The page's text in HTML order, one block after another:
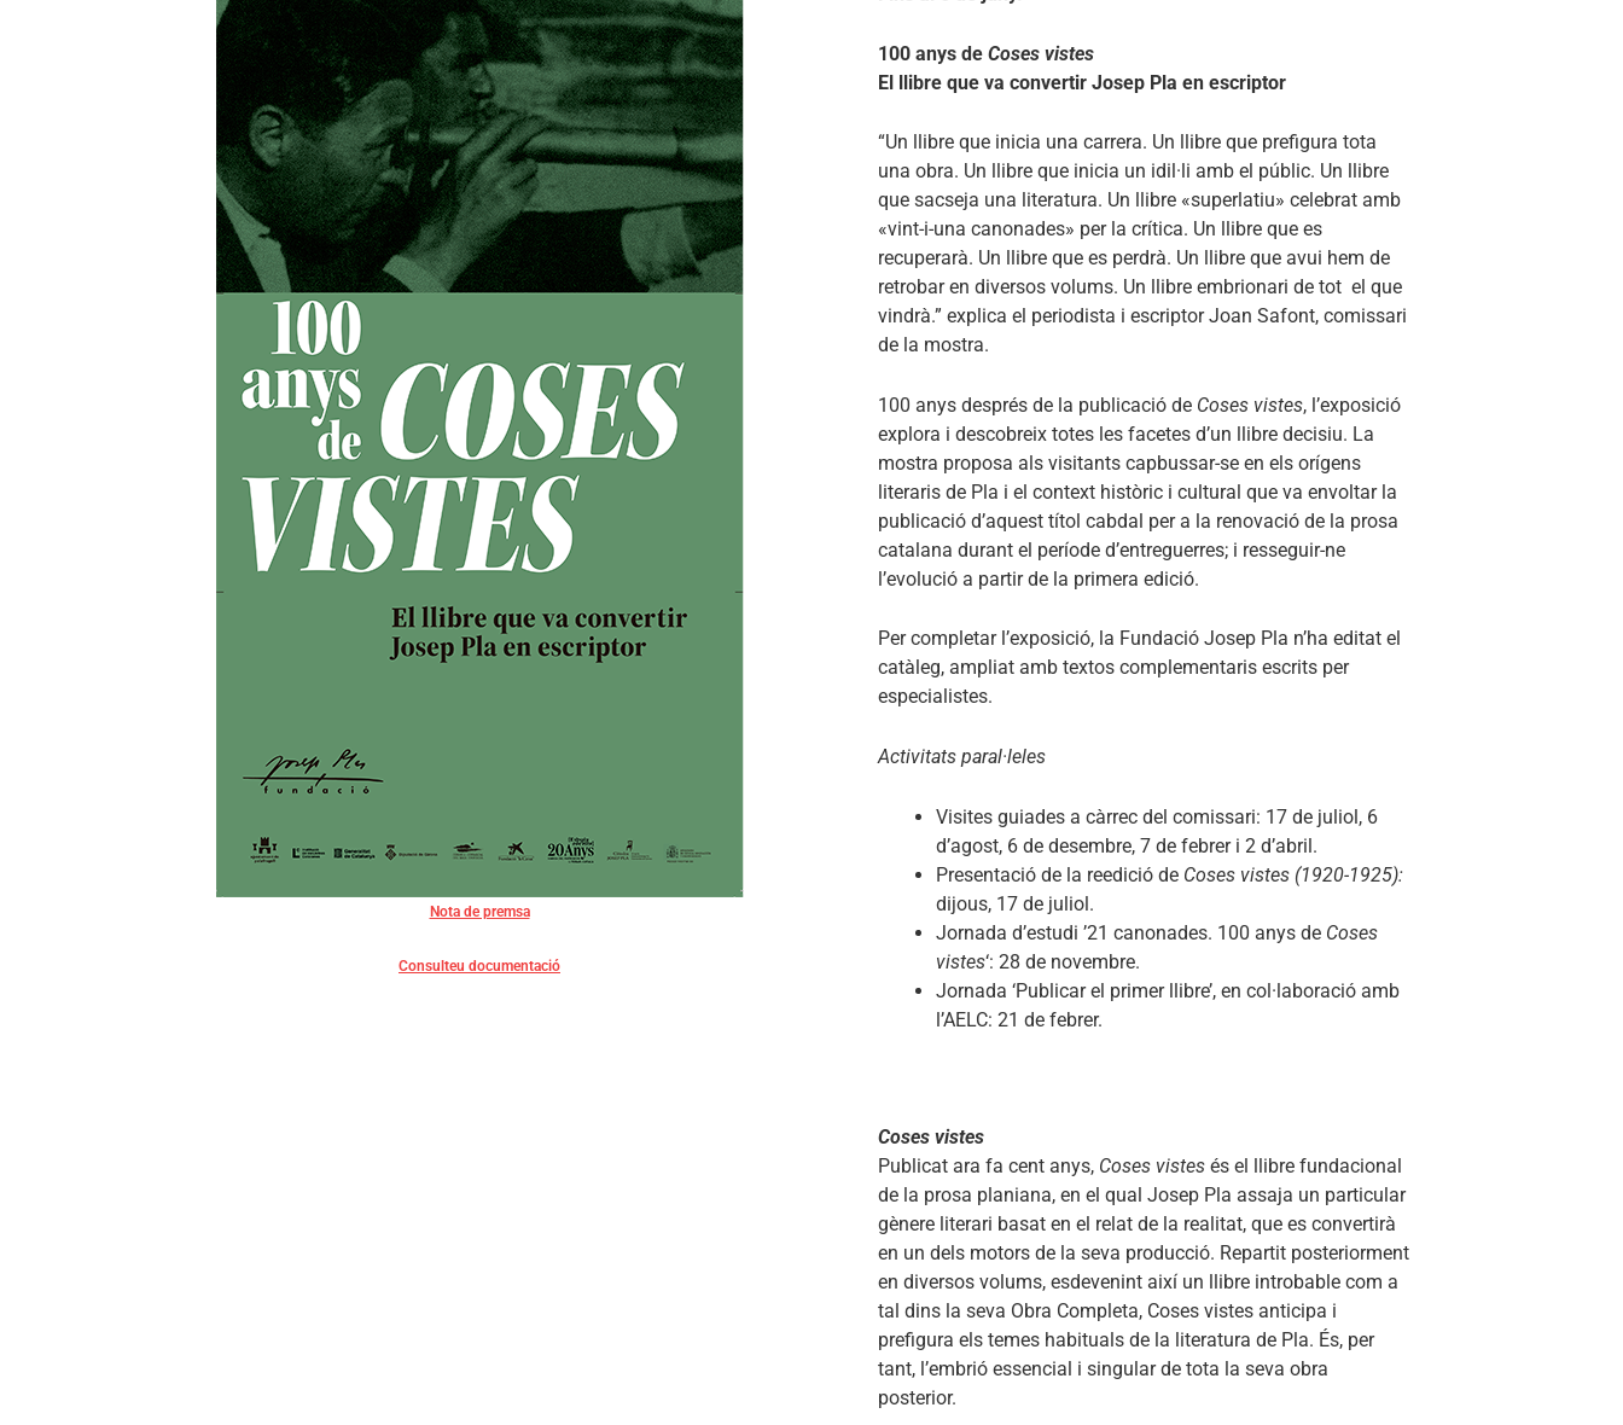
Nota de premsa
Consulteu documentació
100 anys de Coses vistes
El llibre que va convertir Josep Pla en escriptor
“Un llibre que inicia una carrera. Un llibre que prefigura tota
una obra. Un llibre que inicia un idil·li amb el públic. Un llibre
que sacseja una literatura. Un llibre «superlatiu» celebrat amb
«vint-i-una canonades» per la crítica. Un llibre que es
recuperarà. Un llibre que es perdrà. Un llibre que avui hem de
retrobar en diversos volums. Un llibre embrionari de tot el que
vindrà.” explica el periodista i escriptor Joan Safont, comissari
de la mostra.
100 anys després de la publicació de Coses vistes, l’exposició
explora i descobreix totes les facetes d’un llibre decisiu. La
mostra proposa als visitants capbussar-se en els orígens
literaris de Pla i el context històric i cultural que va envoltar la
publicació d’aquest títol cabdal per a la renovació de la prosa
catalana durant el període d’entreguerres; i resseguir-ne
l’evolució a partir de la primera edició.
Per completar l’exposició, la Fundació Josep Pla n’ha editat el
catàleg, ampliat amb textos complementaris escrits per
especialistes.
Activitats paral·leles
Visites guiades a càrrec del comissari: 17 de juliol, 6
d’agost, 6 de desembre, 7 de febrer i 2 d’abril.
Presentació de la reedició de Coses vistes (1920-1925):
dijous, 17 de juliol.
Jornada d’estudi ’21 canonades. 100 anys de Coses
vistes‘: 28 de novembre.
Jornada ‘Publicar el primer llibre’, en col·laboració amb
l’AELC: 21 de febrer.
Coses vistes
Publicat ara fa cent anys, Coses vistes és el llibre fundacional
de la prosa planiana, en el qual Josep Pla assaja un particular
gènere literari basat en el relat de la realitat, que es convertirà
en un dels motors de la seva producció. Repartit posteriorment
en diversos volums, esdevenint així un llibre introbable com a
tal dins la seva Obra Completa, Coses vistes anticipa i
prefigura els temes habituals de la literatura de Pla. És, per
tant, l’embrió essencial i singular de tota la seva obra
posterior.